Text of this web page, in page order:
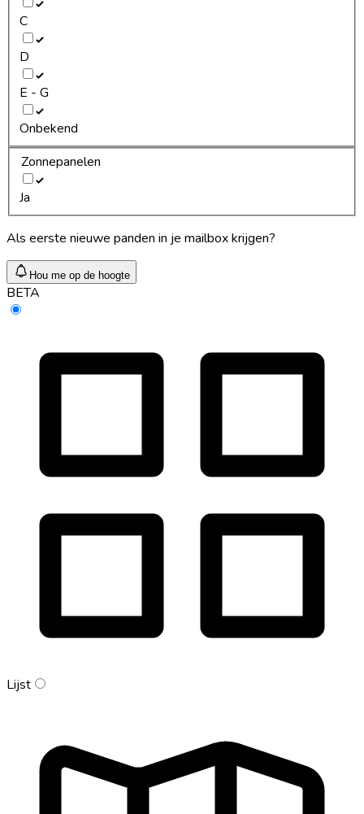
C
D
E - G
Onbekend
Zonnepanelen
Ja
Als eerste nieuwe panden in je mailbox krijgen?
Hou me op de hoogte
BETA
Lijst